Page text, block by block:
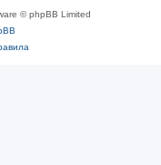
© phpBB Limited